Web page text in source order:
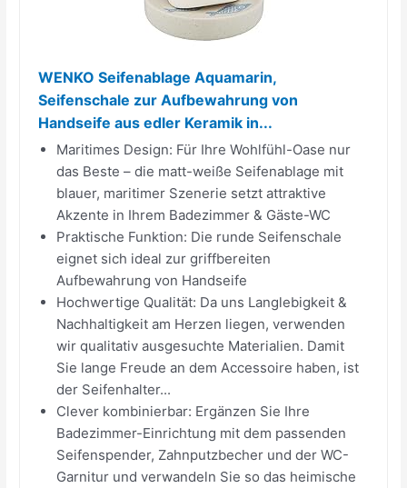
WENKO Seifenablage Aquamarin,
Seifenschale zur Aufbewahrung von
Handseife aus edler Keramik in...
Maritimes Design: Für Ihre Wohlfühl-Oase nur
das Beste – die matt-weiße Seifenablage mit
blauer, maritimer Szenerie setzt attraktive
Akzente in Ihrem Badezimmer & Gäste-WC
Praktische Funktion: Die runde Seifenschale
eignet sich ideal zur griffbereiten
Aufbewahrung von Handseife
Hochwertige Qualität: Da uns Langlebigkeit &
Nachhaltigkeit am Herzen liegen, verwenden
wir qualitativ ausgesuchte Materialien. Damit
Sie lange Freude an dem Accessoire haben, ist
der Seifenhalter...
Clever kombinierbar: Ergänzen Sie Ihre
Badezimmer-Einrichtung mit dem passenden
Seifenspender, Zahnputzbecher und der WC-
Garnitur und verwandeln Sie so das heimische